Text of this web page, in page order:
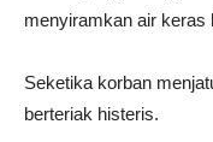
menyiramkan air keras
Seketika korban
berteriak histeris.